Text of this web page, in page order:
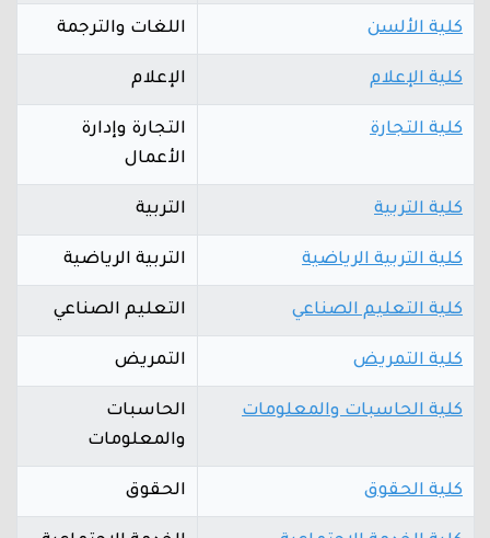
كلية الألسن اللغات والترجمة
كلية الإعلام الإعلام
كلية التجارة
التجارة وإدارة
الأعمال
كلية التربية التربية
كلية التربية الرياضية التربية الرياضية
كلية التعليم الصناعي التعليم الصناعي
كلية التمريض التمريض
كلية الحاسبات والمعلومات
الحاسبات
والمعلومات
كلية الحقوق الحقوق